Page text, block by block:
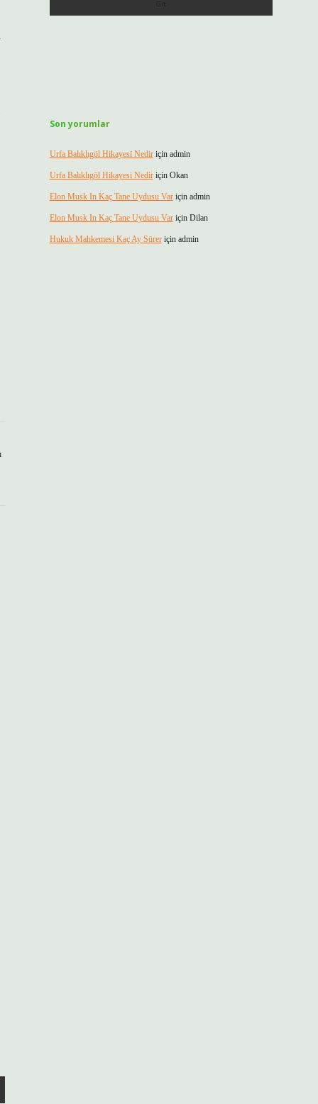
Son yorumlar
Urfa Balıklıgöl Hikayesi Nediriçin admin
Urfa Balıklıgöl Hikayesi Nediriçin Okan
Elon Musk In Kaç Tane Uydusu Variçin admin
Elon Musk In Kaç Tane Uydusu Variçin Dilan
Hukuk Mahkemesi Kaç Ay Süreriçin admin